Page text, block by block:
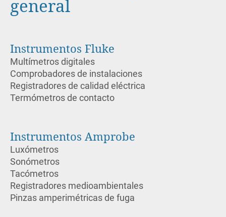
general
Instrumentos Fluke
Multímetros digitales
Comprobadores de instalaciones
Registradores de calidad eléctrica
Termómetros de contacto
Instrumentos Amprobe
Luxómetros
Sonómetros
Tacómetros
Registradores medioambientales
Pinzas amperimétricas de fuga